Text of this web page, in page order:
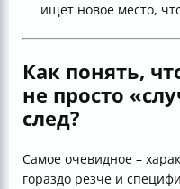
ищет новое место,
Как понять,
не просто
след?
Самое очевидное –
гораздо резче и